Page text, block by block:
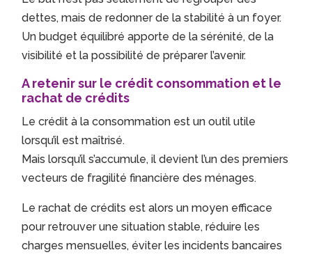
dettes, mais de redonner de la stabilité à un foyer.
Un budget équilibré apporte de la sérénité, de la
visibilité et la possibilité de préparer l’avenir.
A retenir sur le crédit consommation et le
rachat de crédits
Le crédit à la consommation est un outil utile
lorsqu’il est maîtrisé.
Mais lorsqu’il s’accumule, il devient l’un des premiers
vecteurs de fragilité financière des ménages.
Le rachat de crédits est alors un moyen efficace
pour retrouver une situation stable, réduire les
charges mensuelles, éviter les incidents bancaires